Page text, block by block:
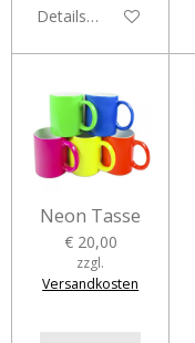
Details anzeigen
Neon Tasse
€ 20,00
zzgl.
Versandkosten